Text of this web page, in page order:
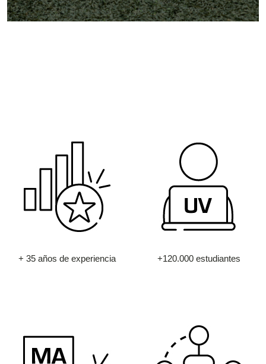
+ 35 años de experiencia +120.000 estudiantes